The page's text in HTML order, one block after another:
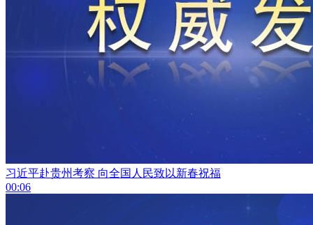
习近平赴贵州考察 向全国人民致以新春祝福
00:06